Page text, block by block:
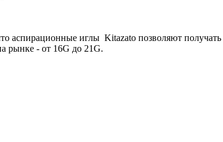
аспирационные иглы Kitazato позволяют
рынке - от 16G до 21G.